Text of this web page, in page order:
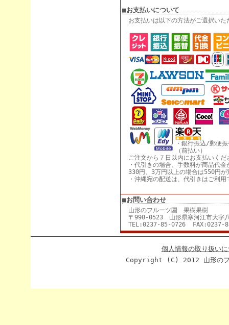
■お支払いについて
お支払いは以下の方法がご選択いた
・銀行振込/郵便
（前払い）
ご注文から７日以内にお支払いくだ
・代引きの場合、手数料が商品代
330円、3万円以上の場合は550円が
・沖縄宛の配送は、代引きはご利用
■お問い合わせ
山形のフルーツ園 果樹果樹
〒990-0523 山形県寒河江市大字
TEL:0237-85-0726 FAX:0237-
個人情報の取り扱い
Copyright (C) 2012 山形の